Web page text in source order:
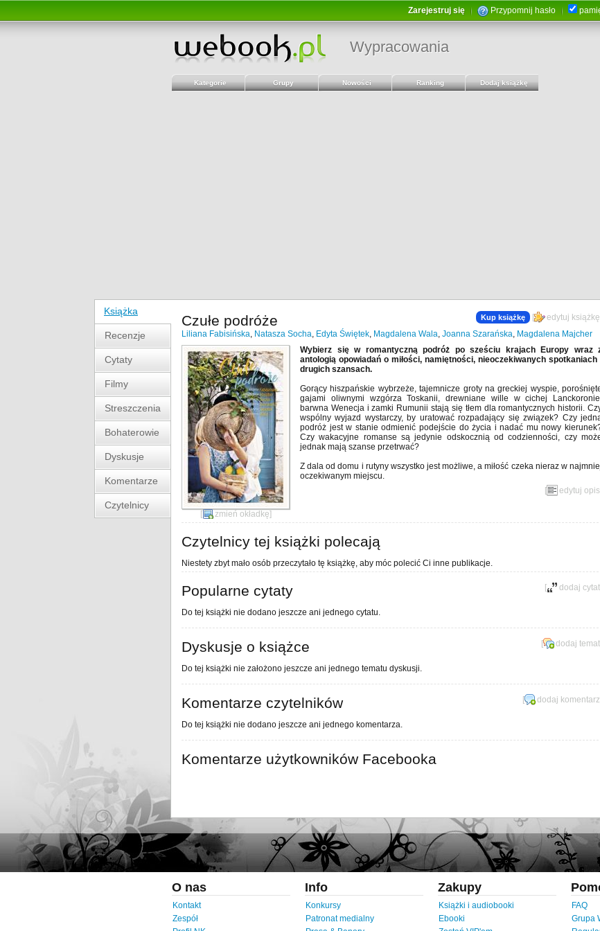
Zarejestruj się Przypomnij hasło
Wypracowania
Kategorie Grupy Nowości Ranking Dodaj książkę
Książka
Recenzje
Cytaty
Filmy
Streszczenia
Bohaterowie
Dyskusje
Komentarze
Czytelnicy
Kup książkę [ edytuj książkę
Czułe podróże
Liliana Fabisińska, Natasza Socha, Edyta Świętek, Magdalena Wala, Joanna Szarańska, Magdalena Majcher
[ zmień okładkę]
Wybierz się w romantyczną podróż po sześciu krajach Europy wraz
antologią opowiadań o miłości, namiętności, nieoczekiwanych spotkaniach
drugich szansach.
Gorący hiszpańskie wybrzeże, tajemnicze groty na greckiej wyspie,
gajami oliwnymi wzgórza Toskanii, drewniane wille w cichej
barwna Wenecja i zamki Rumunii stają się tłem dla romantycznych historii.
wspólny wyjazd wystarczy, by uratować rozpadający się związek? Czy
podróż jest w stanie odmienić podejście do życia i nadać mu nowy
Czy wakacyjne romanse są jedynie odskocznią od codzienności, czy
jednak mają szanse przetrwać?
Z dala od domu i rutyny wszystko jest możliwe, a miłość czeka nieraz w
oczekiwanym miejscu.
[
edytuj opis
Czytelnicy tej książki polecają
Niestety zbyt mało osób przeczytało tę książkę, aby móc polecić Ci inne publikacje.
[ dodaj cytat
Popularne cytaty
Do tej książki nie dodano jeszcze ani jednego cytatu.
[ dodaj temat
Dyskusje o książce
Do tej książki nie założono jeszcze ani jednego tematu dyskusji.
[ dodaj komentarz
Komentarze czytelników
Do tej książki nie dodano jeszcze ani jednego komentarza.
Komentarze użytkowników Facebooka
O nas
Kontakt
Zespół
Info
Konkursy
Patronat medialny
Zakupy
Książki i audiobooki
Ebooki
FAQ
Grupa